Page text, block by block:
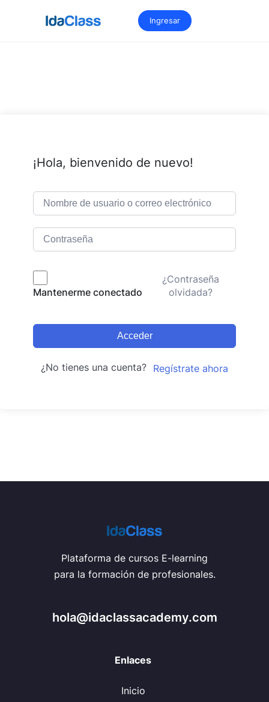
Ingresar
¡Hola, bienvenido de nuevo!
Mantenerme conectado
¿Contraseña
olvidada?
Acceder
¿No tienes una cuenta? Regístrate ahora
Plataforma de cursos E-learning
para la formación de profesionales.
hola@idaclassacademy.com
Enlaces
Inicio